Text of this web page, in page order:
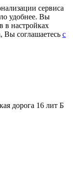
сервиса
удобнее. Вы
в настройках
Вы соглашаетесь c
дорога 16 лит Б